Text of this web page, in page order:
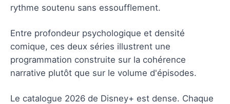
rythme soutenu sans essoufflement.
Entre profondeur psychologique et densité
comique, ces deux séries illustrent une
programmation construite sur la cohérence
narrative plutôt que sur le volume d'épisodes.
Le catalogue 2026 de Disney+ est dense. Chaque